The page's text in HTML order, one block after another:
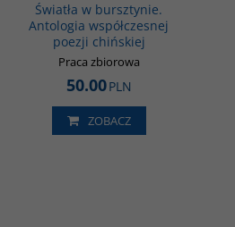
Światła w bursztynie.
Antologia współczesnej
poezji chińskiej
Praca zbiorowa
50.00PLN
ZOBACZ